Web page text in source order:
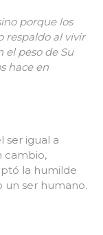
porque los
respaldo al vivir
el peso de Su
hace en
ser igual a
cambio,
la humilde
un ser humano.